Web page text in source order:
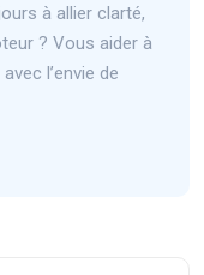
à allier clarté,
? Vous aider à
l’envie de